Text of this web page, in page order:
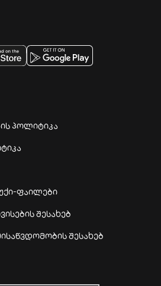
პოლიტიკა
ფაილები
შესახებ
შესახებ